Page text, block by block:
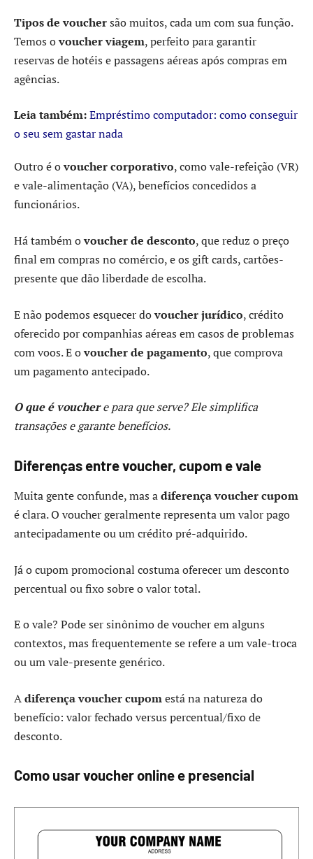
Tipos de vouchersão muitos, cada um com sua função.
Temos ovoucher viagem, perfeito para garantir
reservas de hotéis e passagens aéreas após compras em
agências.
Leia também:Empréstimo computador: como conseguir
o seu sem gastar nada
Outro é ovoucher corporativo, como vale-refeição (VR)
e vale-alimentação (VA), benefícios concedidos a
funcionários.
Há também ovoucher de desconto, que reduz o preço
final em compras no comércio, e os gift cards, cartões-
presente que dão liberdade de escolha.
E não podemos esquecer dovoucher jurídico, crédito
oferecido por companhias aéreas em casos de problemas
com voos. E ovoucher de pagamento, que comprova
um pagamento antecipado.
O que é vouchere para que serve? Ele simplifica
transações e garante benefícios.
Diferenças entre voucher, cupom e vale
Muita gente confunde, mas adiferença voucher cupom
é clara. O voucher geralmente representa um valor pago
antecipadamente ou um crédito pré-adquirido.
Já o cupom promocional costuma oferecer um desconto
percentual ou fixo sobre o valor total.
E o vale? Pode ser sinônimo de voucher em alguns
contextos, mas frequentemente se refere a um vale-troca
ou um vale-presente genérico.
Adiferença voucher cupomestá na natureza do
benefício: valor fechado versus percentual/fixo de
desconto.
Como usar voucher online e presencial